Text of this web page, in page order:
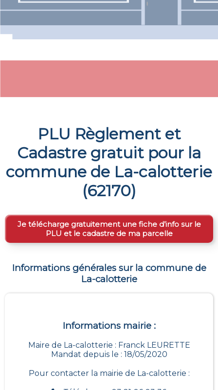
PLU Règlement et
Cadastre gratuit pour la
commune de La-calotterie
(62170)
Je télécharge gratuitement une fiche d’info sur le
PLU et le cadastre de ma parcelle
Informations générales sur la commune de
La-calotterie
Informations mairie :
Maire de La-calotterie : Franck LEURETTE
Mandat depuis le : 18/05/2020
Pour contacter la mairie de La-calotterie :